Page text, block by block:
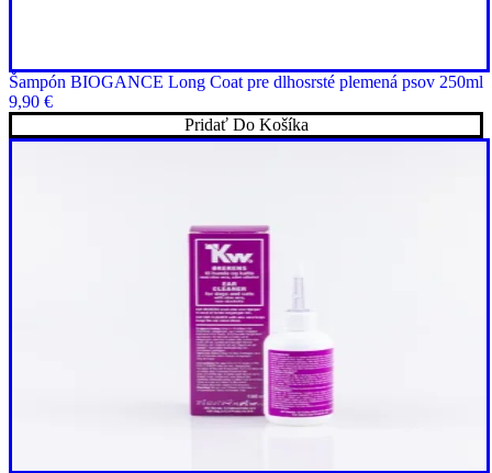
Šampón BIOGANCE Long Coat pre dlhosrsté plemená psov 250ml
9,90 €
Pridať Do Košíka